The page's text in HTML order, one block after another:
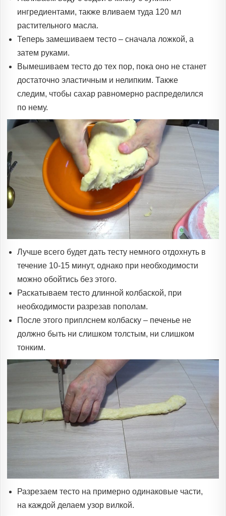
ингредиентами, также вливаем туда 120 мл
растительного масла.
Теперь замешиваем тесто – сначала ложкой, а
затем руками.
Вымешиваем тесто до тех пор, пока оно не станет
достаточно эластичным и нелипким. Также
следим, чтобы сахар равномерно распределился
по нему.
Лучше всего будет дать тесту немного отдохнуть в
течение 10-15 минут, однако при необходимости
можно обойтись без этого.
Раскатываем тесто длинной колбаской, при
необходимости разрезав пополам.
После этого приплснем колбаску – печенье не
должно быть ни слишком толстым, ни слишком
тонким.
Разрезаем тесто на примерно одинаковые части,
на каждой делаем узор вилкой.